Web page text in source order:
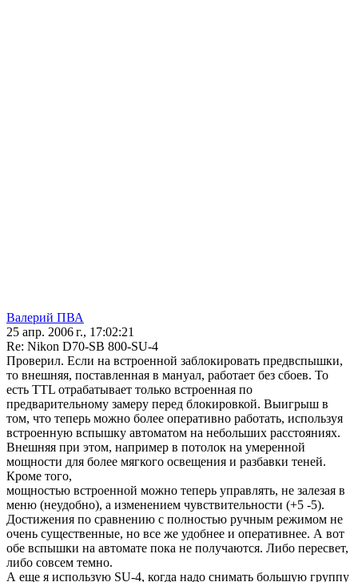
Валерий ПВА
25 апр. 2006 г., 17:02:21
Re: Nikon D70-SB 800-SU-4
Проверил. Если на встроенной заблокировать предвспышки,
то внешняя, поставленная в мануал, работает без сбоев. То
есть TTL отрабатывает только встроенная по
предварительному замеру перед блокировкой. Выигрыш в
том, что теперь можно более оперативно работать, используя
встроенную вспышку автоматом на небольших расстояниях.
Внешняя при этом, например в потолок на умеренной
мощности для более мягкого освещения и разбавки теней.
Кроме того,
мощностью встроенной можно теперь управлять, не залезая в
меню (неудобно), а изменением чувствительности (+5 -5).
Достижения по сравнению с полностью ручным режимом не
очень существенные, но все же удобнее и оперативнее. А вот
обе вспышки на автомате пока не получаются. Либо пересвет,
либо совсем темно.
А еще я использую SU-4, когда надо снимать большую группу